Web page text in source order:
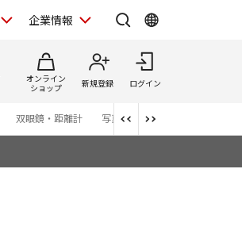
企業情報
オンライン
ショップ
新規登録 ログイン
双眼鏡・距離計 写真集 アプリ・ソフトウエ